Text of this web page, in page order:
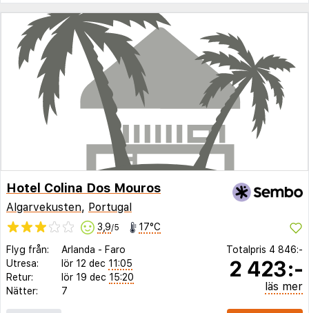
Hotel Colina Dos Mouros
Algarvekusten, Portugal
3,9/5 17°C
Flyg från: Arlanda - Faro
Utresa:
lör 12 dec 11:05
Retur:
lör 19 dec 15:20
Nätter:
7
Totalpris 4 846:-
2 423:-
läs mer